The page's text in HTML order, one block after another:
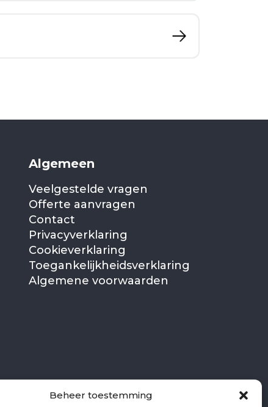
Beheer toestemming
Algemeen
Veelgestelde vragen
Offerte aanvragen
Contact
Privacyverklaring
Cookieverklaring
Toegankelijkheidsverklaring
Algemene voorwaarden